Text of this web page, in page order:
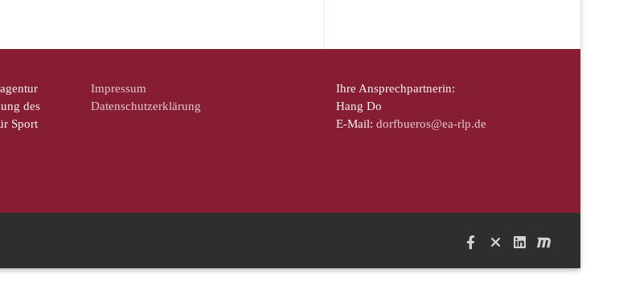
des
Sport
Impressum
Datenschutzerklärung
Ihre Ansprechpartnerin:
Hang Do
E-Mail: dorfbueros@ea-rlp.de